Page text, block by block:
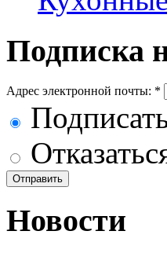
Подписка
Адрес электронной почты: *
Новости